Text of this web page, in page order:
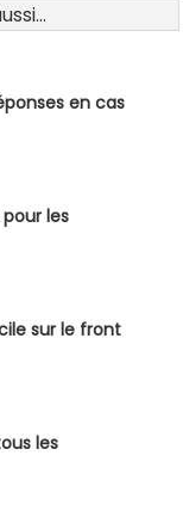
en cas
les
sur le front
les